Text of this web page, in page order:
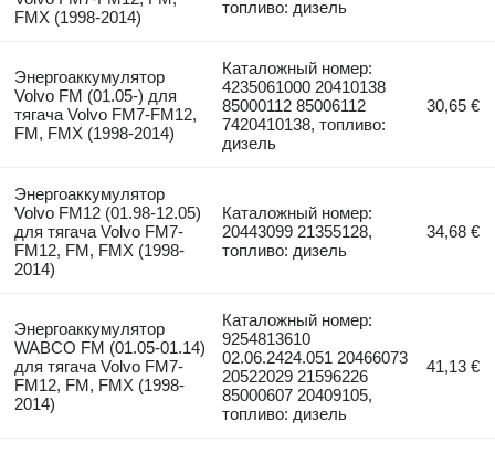
FMX (1998-2014)
топливо: дизель
Энергоаккумулятор
Volvo FM (01.05-) для
тягача Volvo FM7-FM12,
FM, FMX (1998-2014)
Каталожный номер:
4235061000 20410138
85000112 85006112
7420410138, топливо:
дизель
30,65 €
Энергоаккумулятор
Volvo FM12 (01.98-12.05)
для тягача Volvo FM7-
FM12, FM, FMX (1998-
2014)
Каталожный номер:
20443099 21355128,
топливо: дизель
34,68 €
Энергоаккумулятор
WABCO FM (01.05-01.14)
для тягача Volvo FM7-
FM12, FM, FMX (1998-
2014)
Каталожный номер:
9254813610
02.06.2424.051 20466073
20522029 21596226
85000607 20409105,
топливо: дизель
41,13 €